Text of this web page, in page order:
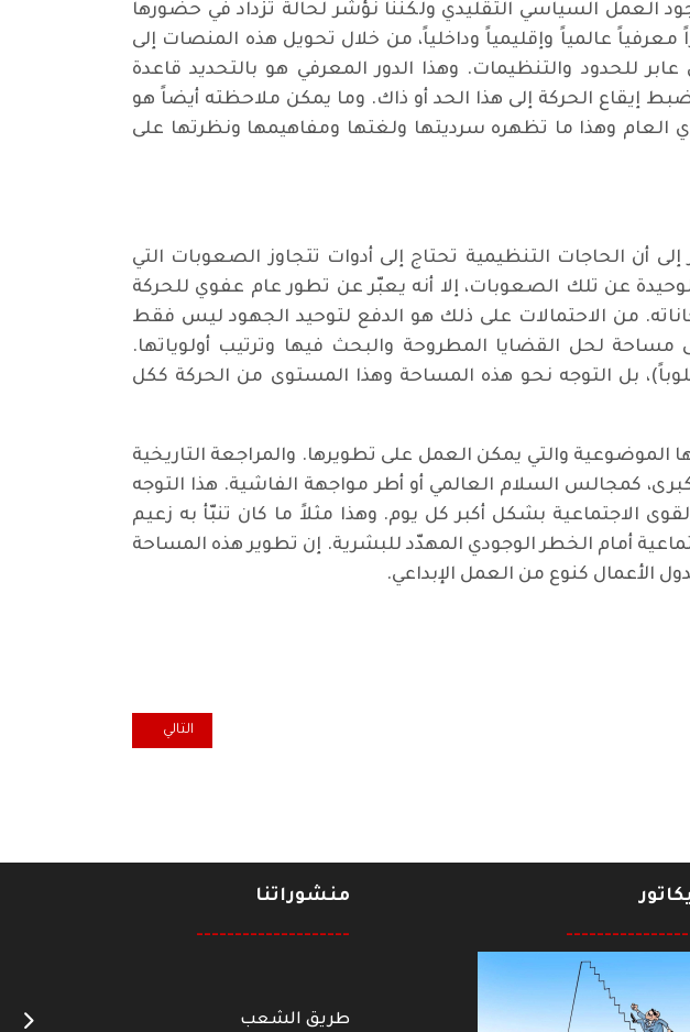
العمل السياسي التقليدي ولكننا نؤشر لحالة تزداد في حضورها
عالمياً وإقليمياً وداخلياً، من خلال تحويل هذه المنصات إلى
للحدود والتنظيمات. وهذا الدور المعرفي هو بالتحديد قاعدة
الحركة إلى هذا الحد أو ذاك. وما يمكن ملاحظته أيضاً هو
العام وهذا ما تظهره سرديتها ولغتها ومفاهيمها ونظرتها على
أن الحاجات التنظيمية تحتاج إلى أدوات تتجاوز الصعوبات التي
عن تلك الصعوبات، إلا أنه يعبّر عن تطور عام عفوي للحركة
من الاحتمالات على ذلك هو الدفع لتوحيد الجهود ليس فقط
لحل القضايا المطروحة والبحث فيها وترتيب أولوياتها.
بل التوجه نحو هذه المساحة وهذا المستوى من الحركة ككل
والتي يمكن العمل على تطويرها. والمراجعة التاريخية
كمجالس السلام العالمي أو أطر مواجهة الفاشية. هذا التوجه
الاجتماعية بشكل أكبر كل يوم. وهذا مثلاً ما كان تنبّأ به زعيم
أمام الخطر الوجودي المهدّد للبشرية. إن تطوير هذه المساحة
الأعمال كنوع من العمل الإبداعي.
المقال التالي: في نقد الدين لدى
التالي
منشوراتنا
--------------------
طريق الشعب